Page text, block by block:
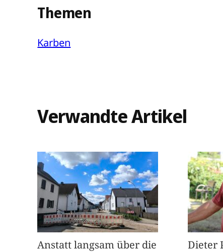
Themen
Karben
Verwandte Artikel
Anstatt langsam über die
Dieter